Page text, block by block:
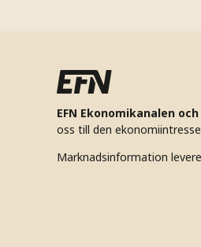
EFN Ekonomikanalen
oss till den
Marknadsinformation